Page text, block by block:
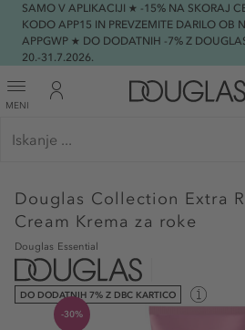
SAMO V APLIKACIJI ★ -15% NA SKORAJ
KODO APP15 IN PREVZEMITE DARILO OB
APPGWP ★ DO DODATNIH -7% Z
20.-31.7.2026.
MENI
Douglas Collection Extra
Cream Krema za roke
Douglas Essential
DO DODATNIH 7% Z DBC KARTICO
-30%